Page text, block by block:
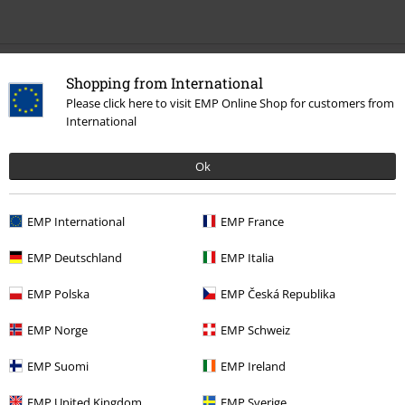
Shopping from International
Please click here to visit EMP Online Shop for customers from
International
Ok
EMP International EMP France
EMP Deutschland EMP Italia
EMP Polska EMP Česká Republika
EMP Norge EMP Schweiz
EMP Suomi EMP Ireland
Altre Categorie. Altre Scelte.
Band Merch Genere Thrash Metal
Offerte % Media Vinyl
Band Merch Album Vinili
Band Merch Top Bands Album
Iscriviti ora e ricevi un buono sconto del 15%!
Altro